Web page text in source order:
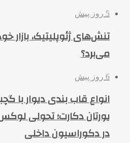
5 روز پیش
تنش‌های ژئوپلیتیک، بازار
می‌برد؟
6 روز پیش
انواع قاب بندی دیوار با
یورتان دکارت؛ تحولی
در دکوراسیون داخلی